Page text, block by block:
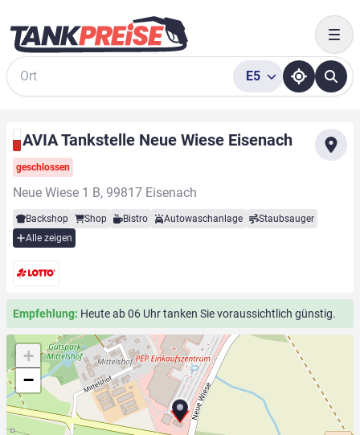
Suche
E5
AVIA Tankstelle Neue Wiese Eisenach
geschlossen
Neue Wiese 1 B, 99817 Eisenach
Backshop Shop Bistro Autowaschanlage
Staubsauger
Alle zeigen
Empfehlung: Heute ab 06 Uhr tanken Sie voraussichtlich günstig.
+
−